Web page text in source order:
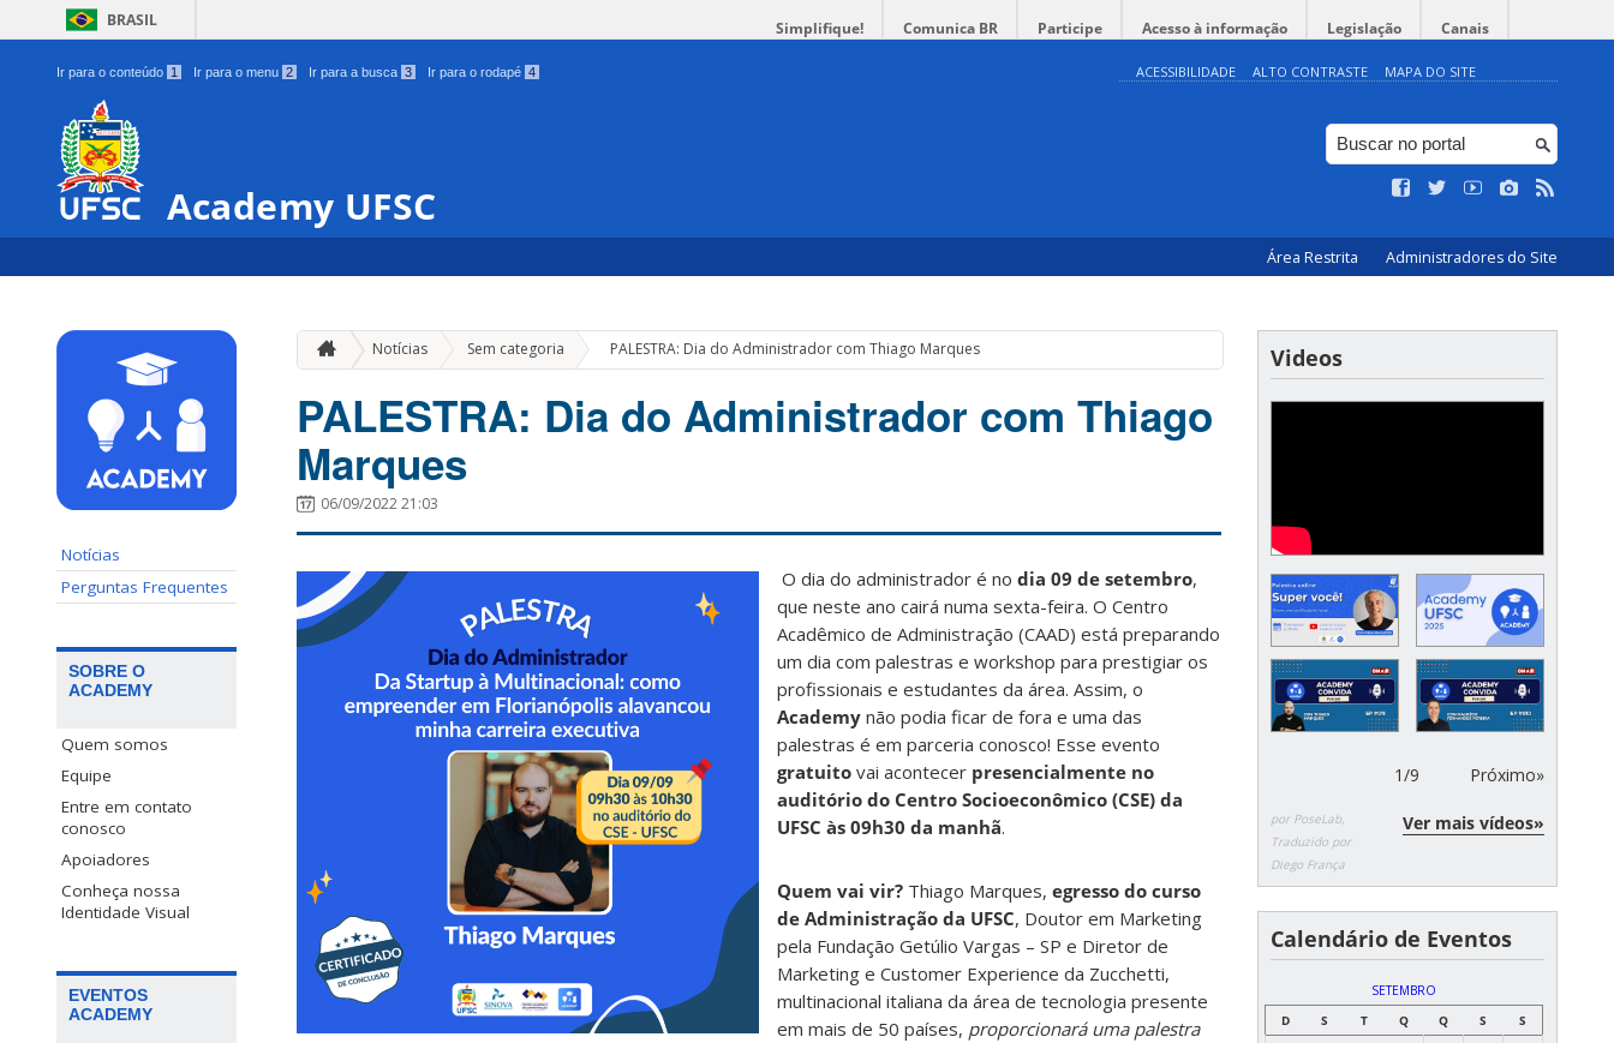
BRASIL Simplifique! Comunica BR Participe Acesso à informação Legislação Canais
Ir para o conteúdo 1 Ir para o menu 2 Ir para a busca 3 Ir para o rodapé 4 ACESSIBILIDADE ALTO CONTRASTE MAPA DO SITE
Academy UFSC
Área Restrita Administradores do Site
Notícias
Perguntas Frequentes
SOBRE O
ACADEMY
Quem somos
Equipe
Entre em contato
conosco
Apoiadores
Conheça nossa
Identidade Visual
EVENTOS
ACADEMY
Notícias Sem categoria » PALESTRA: Dia do Administrador com Thiago Marques
PALESTRA: Dia do Administrador com Thiago
Marques
06/09/2022 21:03
O dia do administrador é no dia 09 de setembro,
que neste ano cairá numa sexta-feira. O Centro
Acadêmico de Administração (CAAD) está preparando
um dia com palestras e workshop para prestigiar os
profissionais e estudantes da área. Assim, o
Academy não podia ficar de fora e uma das
palestras é em parceria conosco! Esse evento
gratuito vai acontecer presencialmente no
auditório do Centro Socioeconômico (CSE) da
UFSC às 09h30 da manhã.
Quem vai vir? Thiago Marques, egresso do curso
de Administração da UFSC, Doutor em Marketing
pela Fundação Getúlio Vargas – SP e Diretor de
Marketing e Customer Experience da Zucchetti,
multinacional italiana da área de tecnologia presente
em mais de 50 países, proporcionará uma palestra
Videos
1/9 Próximo»
por PoseLab,
Traduzido por
Diego França
Ver mais vídeos»
Calendário de Eventos
SETEMBRO
D
S T Q Q S S